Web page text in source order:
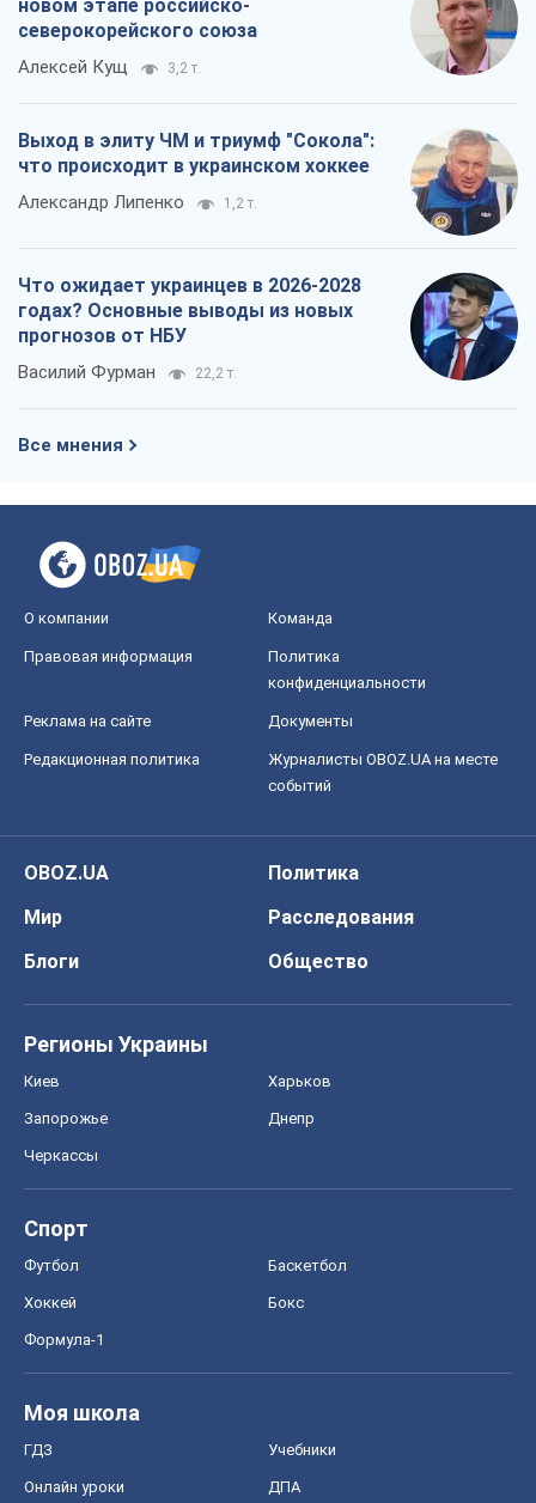
новом этапе российско-
северокорейского союза
Алексей Кущ 3,2 т.
Выход в элиту ЧМ и триумф "Сокола":
что происходит в украинском хоккее
Александр Липенко 1,2 т.
Что ожидает украинцев в 2026-2028
годах? Основные выводы из новых
прогнозов от НБУ
Василий Фурман 22,2 т.
Все мнения
О компании Команда
Правовая информация
Политика
конфиденциальности
Реклама на сайте Документы
Редакционная политика
Журналисты OBOZ.UA на месте
событий
OBOZ.UA
Политика
Мир
Расследования
Блоги
Общество
Регионы Украины
Киев Харьков
Запорожье Днепр
Черкассы
Спорт
Футбол Баскетбол
Хоккей Бокс
Формула-1
Моя школа
ГДЗ Учебники
Онлайн уроки ДПА